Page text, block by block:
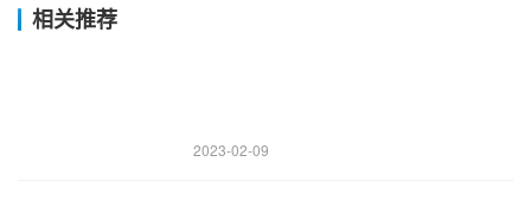
相关推荐
2023-02-09